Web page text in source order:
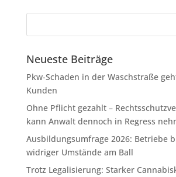
Neueste Beiträge
Pkw-Schaden in der Waschstraße
Kunden
Ohne Pflicht gezahlt –
kann Anwalt dennoch in Regress
Ausbildungsumfrage 2026: Betriebe
widriger Umstände am Ball
Trotz Legalisierung: Starker